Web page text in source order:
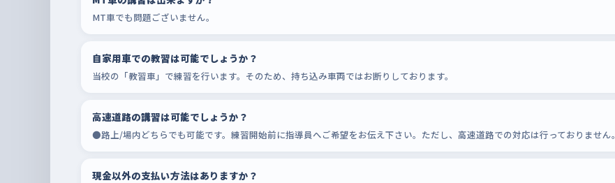
MT車でも問題ございません。
自家用車での教習は可能でしょうか？
当校の「教習車」で練習を行います。そのため、持ち込み車両ではお断りしております。
高速道路の講習は可能でしょうか？
●路上/場内どちらでも可能です。練習開始前に指導員へご希望をお伝え下さい。ただし、高速道路での対応は行っておりません。
現金以外の支払い方法はありますか？